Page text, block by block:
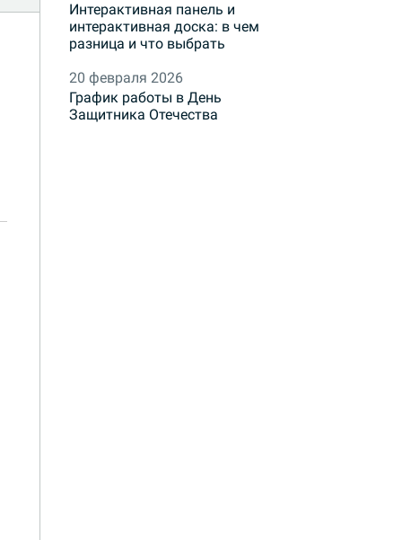
Интерактивная панель и
интерактивная доска: в чем
разница и что выбрать
20 февраля 2026
График работы в День
Защитника Отечества